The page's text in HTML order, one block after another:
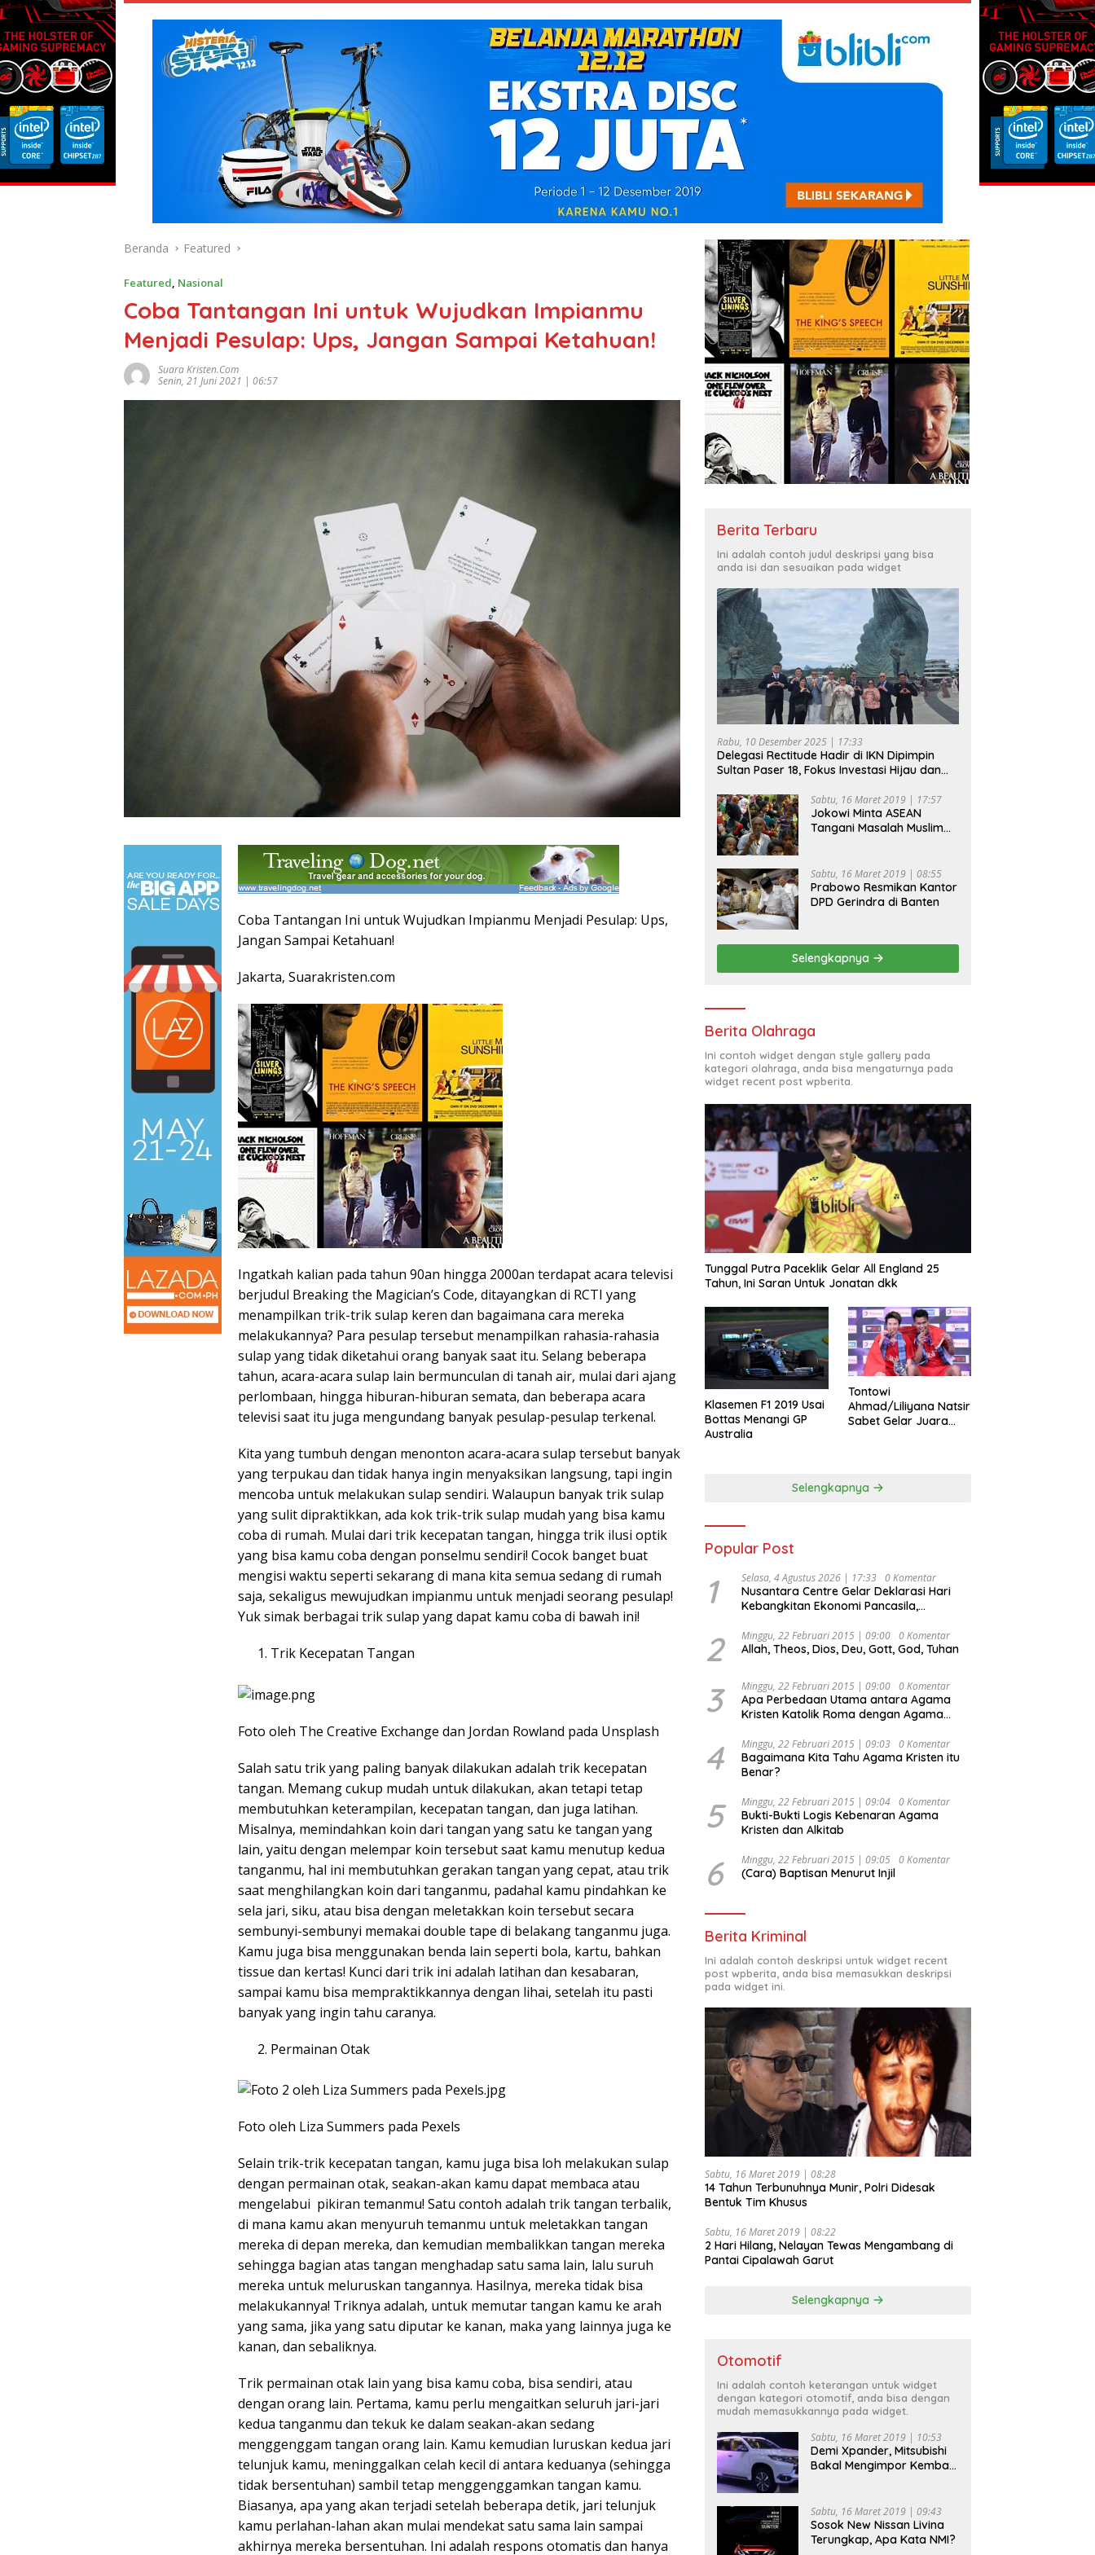
Beranda Featured
Featured, Nasional
Coba Tantangan Ini untuk Wujudkan Impianmu
Menjadi Pesulap: Ups, Jangan Sampai Ketahuan!
Suara Kristen.com
Senin, 21 Juni 2021 | 06:57
Coba Tantangan Ini untuk Wujudkan Impianmu Menjadi Pesulap: Ups,
Jangan Sampai Ketahuan!
Jakarta, Suarakristen.com
Ingatkah kalian pada tahun 90an hingga 2000an terdapat acara televisi
berjudul Breaking the Magician’s Code, ditayangkan di RCTI yang
menampilkan trik-trik sulap keren dan bagaimana cara mereka
melakukannya? Para pesulap tersebut menampilkan rahasia-rahasia
sulap yang tidak diketahui orang banyak saat itu. Selang beberapa
tahun, acara-acara sulap lain bermunculan di tanah air, mulai dari ajang
perlombaan, hingga hiburan-hiburan semata, dan beberapa acara
televisi saat itu juga mengundang banyak pesulap-pesulap terkenal.
Kita yang tumbuh dengan menonton acara-acara sulap tersebut banyak
yang terpukau dan tidak hanya ingin menyaksikan langsung, tapi ingin
mencoba untuk melakukan sulap sendiri. Walaupun banyak trik sulap
yang sulit dipraktikkan, ada kok trik-trik sulap mudah yang bisa kamu
coba di rumah. Mulai dari trik kecepatan tangan, hingga trik ilusi optik
yang bisa kamu coba dengan ponselmu sendiri! Cocok banget buat
mengisi waktu seperti sekarang di mana kita semua sedang di rumah
saja, sekaligus mewujudkan impianmu untuk menjadi seorang pesulap!
Yuk simak berbagai trik sulap yang dapat kamu coba di bawah ini!
Trik Kecepatan Tangan
Foto oleh The Creative Exchange dan Jordan Rowland pada Unsplash
Salah satu trik yang paling banyak dilakukan adalah trik kecepatan
tangan. Memang cukup mudah untuk dilakukan, akan tetapi tetap
membutuhkan keterampilan, kecepatan tangan, dan juga latihan.
Misalnya, memindahkan koin dari tangan yang satu ke tangan yang
lain, yaitu dengan melempar koin tersebut saat kamu menutup kedua
tanganmu, hal ini membutuhkan gerakan tangan yang cepat, atau trik
saat menghilangkan koin dari tanganmu, padahal kamu pindahkan ke
sela jari, siku, atau bisa dengan meletakkan koin tersebut secara
sembunyi-sembunyi memakai double tape di belakang tanganmu juga.
Kamu juga bisa menggunakan benda lain seperti bola, kartu, bahkan
tissue dan kertas! Kunci dari trik ini adalah latihan dan kesabaran,
sampai kamu bisa mempraktikkannya dengan lihai, setelah itu pasti
banyak yang ingin tahu caranya.
Permainan Otak
Foto oleh Liza Summers pada Pexels
Selain trik-trik kecepatan tangan, kamu juga bisa loh melakukan sulap
dengan permainan otak, seakan-akan kamu dapat membaca atau
mengelabui pikiran temanmu! Satu contoh adalah trik tangan terbalik,
di mana kamu akan menyuruh temanmu untuk meletakkan tangan
mereka di depan mereka, dan kemudian membalikkan tangan mereka
sehingga bagian atas tangan menghadap satu sama lain, lalu suruh
mereka untuk meluruskan tangannya. Hasilnya, mereka tidak bisa
melakukannya! Triknya adalah, untuk memutar tangan kamu ke arah
yang sama, jika yang satu diputar ke kanan, maka yang lainnya juga ke
kanan, dan sebaliknya.
Trik permainan otak lain yang bisa kamu coba, bisa sendiri, atau
dengan orang lain. Pertama, kamu perlu mengaitkan seluruh jari-jari
kedua tanganmu dan tekuk ke dalam seakan-akan sedang
menggenggam tangan orang lain. Kamu kemudian luruskan kedua jari
telunjuk kamu, meninggalkan celah kecil di antara keduanya (sehingga
tidak bersentuhan) sambil tetap menggenggamkan tangan kamu.
Biasanya, apa yang akan terjadi setelah beberapa detik, jari telunjuk
kamu perlahan-lahan akan mulai mendekat satu sama lain sampai
akhirnya mereka bersentuhan. Ini adalah respons otomatis dan hanya
Berita Terbaru
Ini adalah contoh judul deskripsi yang bisa
anda isi dan sesuaikan pada widget
Rabu, 10 Desember 2025 | 17:33
Delegasi Rectitude Hadir di IKN Dipimpin
Sultan Paser 18, Fokus Investasi Hijau dan
Sabtu, 16 Maret 2019 | 17:57
Jokowi Minta ASEAN
Tangani Masalah Muslim
Sabtu, 16 Maret 2019 | 08:55
Prabowo Resmikan Kantor
DPD Gerindra di Banten
Selengkapnya
Berita Olahraga
Ini contoh widget dengan style gallery pada
kategori olahraga, anda bisa mengaturnya pada
widget recent post wpberita.
Tunggal Putra Paceklik Gelar All England 25
Tahun, Ini Saran Untuk Jonatan dkk
Klasemen F1 2019 Usai
Bottas Menangi GP
Australia
Tontowi
Ahmad/Liliyana Natsir
Sabet Gelar Juara
Selengkapnya
Popular Post
1 Selasa, 4 Agustus 2026 | 17:33 0 Komentar
Nusantara Centre Gelar Deklarasi Hari
Kebangkitan Ekonomi Pancasila,
Djojohadikusumo Anti Penjajahan
(Pergolakan Ekonomi Politik Indonesia) &
Undang Perekonomian Nasional dan
Kesejahteraan Sosial dalam Menata
Bangsa Menuju Indonesia Emas 2045”,
2 Minggu, 22 Februari 2015 | 09:00 0 Komentar
Allah, Theos, Dios, Deu, Gott, God, Tuhan
3 Minggu, 22 Februari 2015 | 09:00 0 Komentar
Apa Perbedaan Utama antara Agama
Kristen Katolik Roma dengan Agama
4 Minggu, 22 Februari 2015 | 09:03 0 Komentar
Bagaimana Kita Tahu Agama Kristen itu
Benar?
5 Minggu, 22 Februari 2015 | 09:04 0 Komentar
Bukti-Bukti Logis Kebenaran Agama
Kristen dan Alkitab
6 Minggu, 22 Februari 2015 | 09:05 0 Komentar
(Cara) Baptisan Menurut Injil
Berita Kriminal
Ini adalah contoh deskripsi untuk widget recent
post wpberita, anda bisa memasukkan deskripsi
pada widget ini.
Sabtu, 16 Maret 2019 | 08:28
14 Tahun Terbunuhnya Munir, Polri Didesak
Bentuk Tim Khusus
Sabtu, 16 Maret 2019 | 08:22
2 Hari Hilang, Nelayan Tewas Mengambang di
Pantai Cipalawah Garut
Selengkapnya
Otomotif
Ini adalah contoh keterangan untuk widget
dengan kategori otomotif, anda bisa dengan
mudah memasukkannya pada widget.
Sabtu, 16 Maret 2019 | 10:53
Demi Xpander, Mitsubishi
Bakal Mengimpor Kembali
Sabtu, 16 Maret 2019 | 09:43
Sosok New Nissan Livina
Terungkap, Apa Kata NMI?